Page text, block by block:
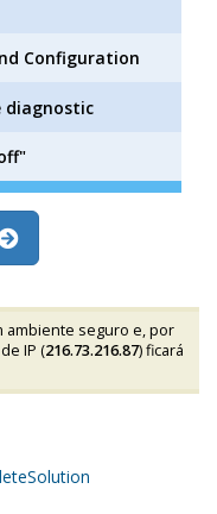
Configuration
diagnostic
ambiente seguro e, por
IP (216.73.216.87) ficará